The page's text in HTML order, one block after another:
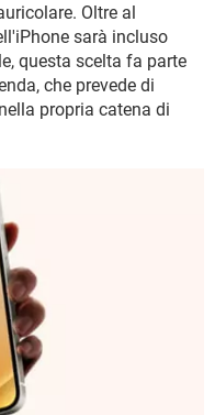
Oltre al
sarà incluso
questa scelta fa parte
che prevede di
propria catena di